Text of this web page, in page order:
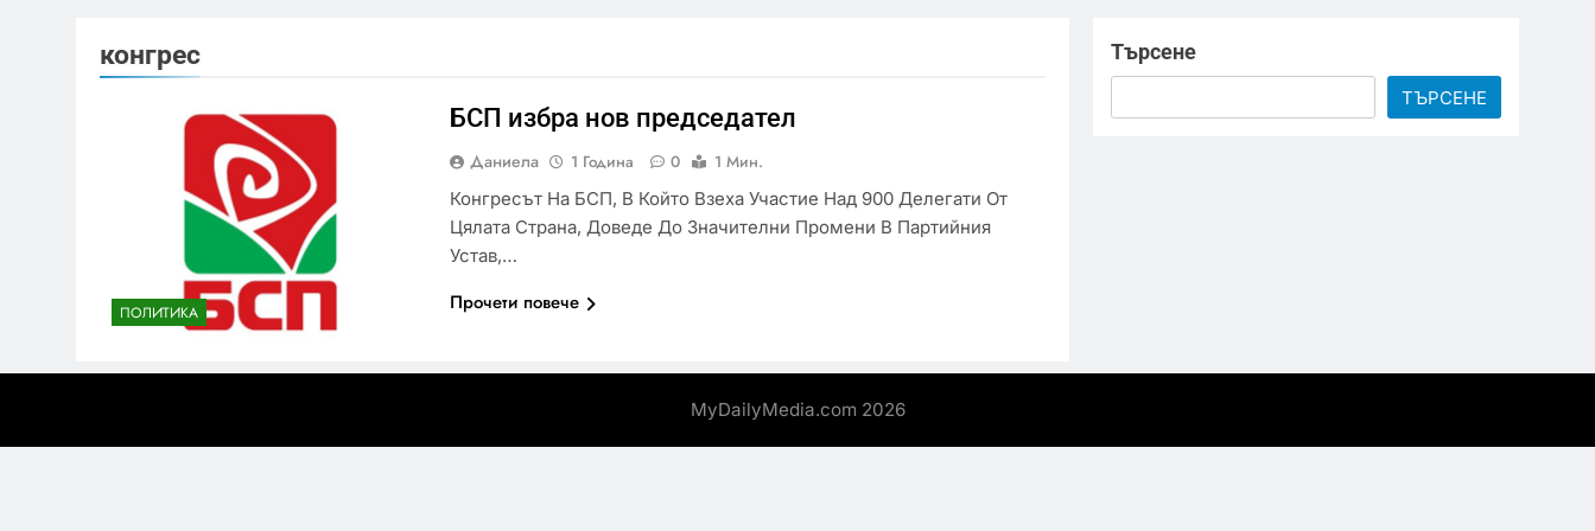
конгрес
ПОЛИТИКА
БСП избра нов председател
Даниела 1 Година 0
1 Мин.
Конгресът На БСП, В Който Взеха Участие Над 900 Делегати От
Цялата Страна, Доведе До Значителни Промени В Партийния
Устав,…
Прочети повече
Търсене
ТЪРСЕНЕ
MyDailyMedia.com 2026